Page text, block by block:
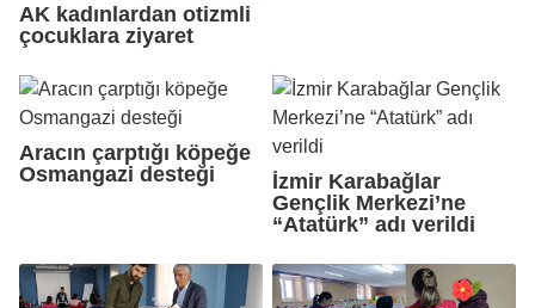
AK kadınlardan otizmli
çocuklara ziyaret
Aracın çarptığı köpeğe
Osmangazi desteği
İzmir Karabağlar
Gençlik Merkezi’ne
“Atatürk” adı verildi